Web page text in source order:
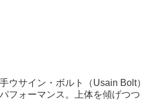
ウサイン・ボルト（Usain Bolt）
フォーマンス。上体を傾げつつ